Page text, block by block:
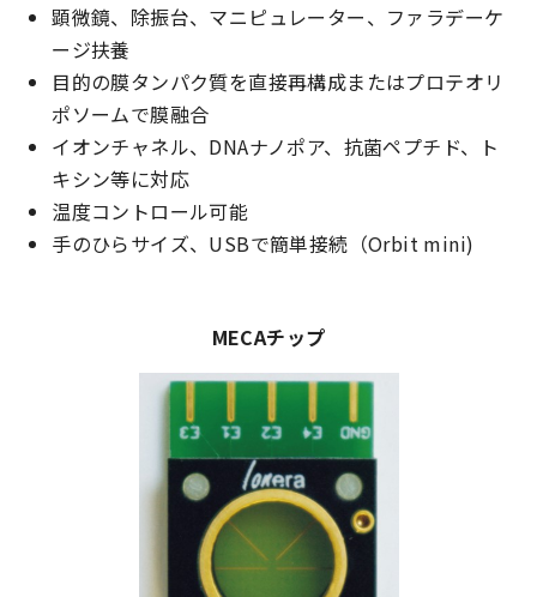
顕微鏡、除振台、マニピュレーター、ファラデーケ
ージ扶養
目的の膜タンパク質を直接再構成またはプロテオリ
ポソームで膜融合
イオンチャネル、DNAナノポア、抗菌ペプチド、ト
キシン等に対応
温度コントロール可能
手のひらサイズ、USBで簡単接続（Orbit mini)
MECAチップ